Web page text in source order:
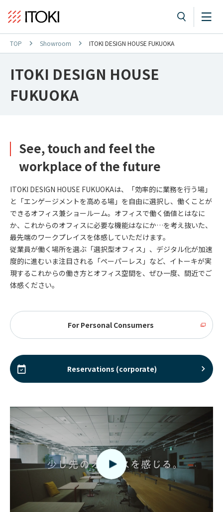
TOP Showroom ITOKI DESIGN HOUSE FUKUOKA
ITOKI DESIGN HOUSE
FUKUOKA
See, touch and feel the
workplace of the future
ITOKI DESIGN HOUSE FUKUOKAは、「効率的に業務を行う場」
と「エンゲージメントを高める場」を自由に選択し、働くことが
できるオフィス兼ショールーム。オフィスで働く価値とはなに
か、これからのオフィスに必要な機能はなにか…を考え抜いた、
最先端のワークプレイスを体感していただけます。
従業員が働く場所を選ぶ「選択型オフィス」、デジタル化が加速
度的に進むいま注目される「ペーパーレス」など、イトーキが実
現するこれからの働き方とオフィス空間を、ぜひ一度、間近でご
体感ください。
For Personal Consumers
Reservations (corporate)